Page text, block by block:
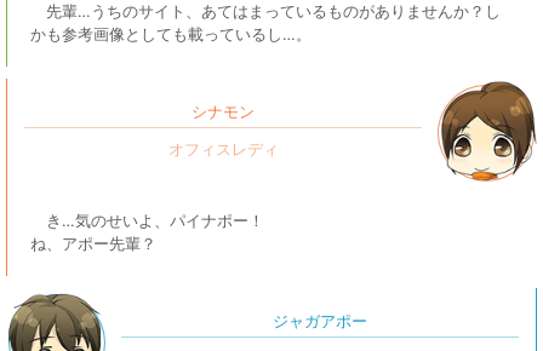
先輩…うちのサイト、あてはまっているものがありませんか？し
かも参考画像としても載っているし…。
シナモン
き…気のせいよ、パイナポー！
ね、アポー先輩？
ジャガアポー